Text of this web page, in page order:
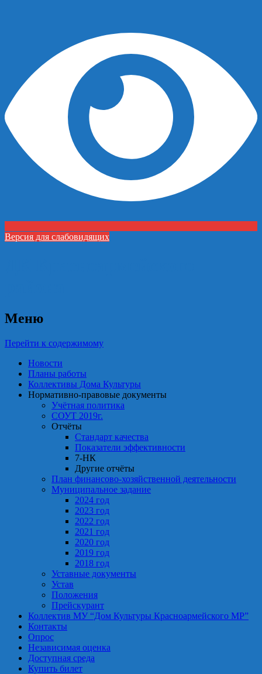
Версия для слабовидящих
Меню
Перейти к содержимому
Новости
Планы работы
Коллективы Дома Культуры
Нормативно-правовые документы
Учётная политика
СОУТ 2019г.
Отчёты
Стандарт качества
Показатели эффективности
7-НК
Другие отчёты
План финансово-хозяйственной деятельности
Муниципальное задание
2024 год
2023 год
2022 год
2021 год
2020 год
2019 год
2018 год
Уставные документы
Устав
Положения
Прейскурант
Коллектив МУ “Дом Культуры Красноармейского МР”
Контакты
Опрос
Независимая оценка
Доступная среда
Купить билет